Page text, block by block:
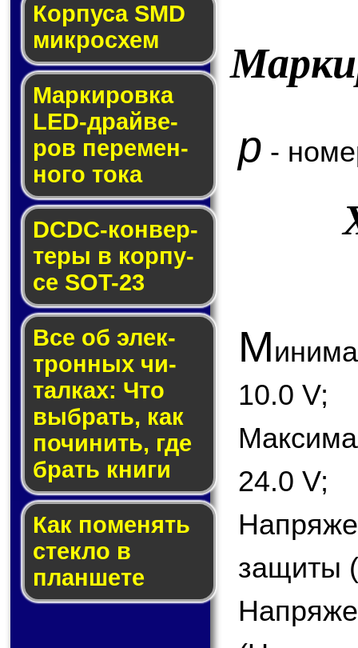
Корпуса SMD
мик­ро­схем
Маркировка
LED-драй­ве­
ров пе­ре­мен­
но­го то­ка
DCDC-кон­вер­
те­ры в кор­пу­
се SOT-23
Все об элек­
трон­ных чи­
тал­ках: Что
выб­рать, как
по­чи­нить, где
брать кни­ги
Как по­ме­нять
стек­ло в
планшете
p -
М
10.0 V;
24.0 V;
защиты